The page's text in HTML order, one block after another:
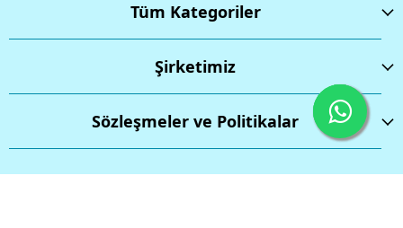
Tüm Kategoriler
Şirketimiz
Sözleşmeler ve Politikalar